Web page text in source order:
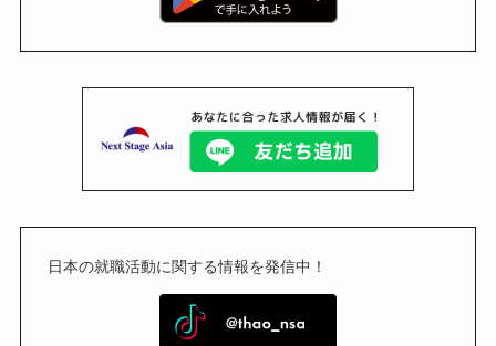
日本の就職活動に関する情報を発信中！